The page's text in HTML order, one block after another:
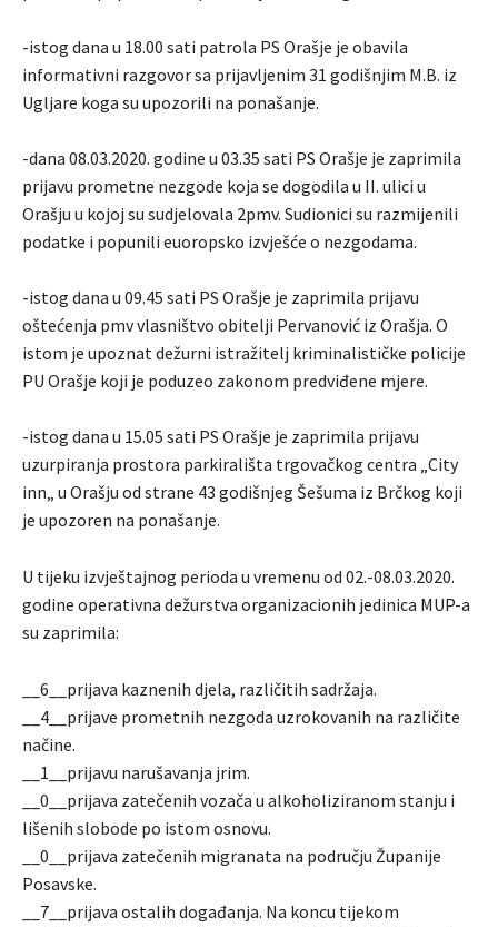
-istog dana u 18.00 sati patrola PS Orašje je obavila
informativni razgovor sa prijavljenim 31 godišnjim M.B. iz
Ugljare koga su upozorili na ponašanje.
-dana 08.03.2020. godine u 03.35 sati PS Orašje je zaprimila
prijavu prometne nezgode koja se dogodila u II. ulici u
Orašju u kojoj su sudjelovala 2pmv. Sudionici su razmijenili
podatke i popunili euoropsko izvješće o nezgodama.
-istog dana u 09.45 sati PS Orašje je zaprimila prijavu
oštećenja pmv vlasništvo obitelji Pervanović iz Orašja. O
istom je upoznat dežurni istražitelj kriminalističke policije
PU Orašje koji je poduzeo zakonom predviđene mjere.
-istog dana u 15.05 sati PS Orašje je zaprimila prijavu
uzurpiranja prostora parkirališta trgovačkog centra „City
inn„ u Orašju od strane 43 godišnjeg Šešuma iz Brčkog koji
je upozoren na ponašanje.
U tijeku izvještajnog perioda u vremenu od 02.-08.03.2020.
godine operativna dežurstva organizacionih jedinica MUP-a
su zaprimila:
__6__prijava kaznenih djela, različitih sadržaja.
__4__prijave prometnih nezgoda uzrokovanih na različite
načine.
__1__prijavu narušavanja jrim.
__0__prijava zatečenih vozača u alkoholiziranom stanju i
lišenih slobode po istom osnovu.
__0__prijava zatečenih migranata na području Županije
Posavske.
__7__prijava ostalih događanja. Na koncu tijekom